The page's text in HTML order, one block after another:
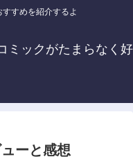
すめを紹介するよ
ミックがたまらなく好
ーと感想